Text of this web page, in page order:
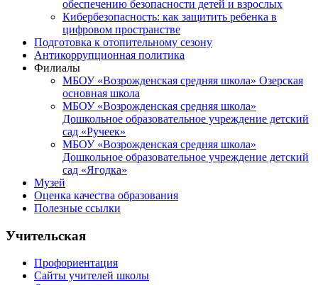
обеспечению безопасности детей и взрослых
Кибербезопасность: как защитить ребенка в
цифровом пространстве
Подготовка к отопительному сезону
Антикоррупционная политика
Филиалы
МБОУ «Возрожденская средняя школа» Озерская
основная школа
МБОУ «Возрожденская средняя школа»
Дошкольное образовательное учреждение детский
сад «Ручеек»
МБОУ «Возрожденская средняя школа»
Дошкольное образовательное учреждение детский
сад «Ягодка»
Музей
Оценка качества образования
Полезные ссылки
Учительская
Профориентация
Сайты учителей школы